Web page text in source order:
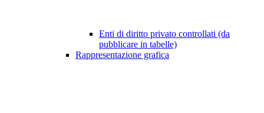
Enti di diritto privato controllati (da
pubblicare in tabelle)
Rappresentazione grafica